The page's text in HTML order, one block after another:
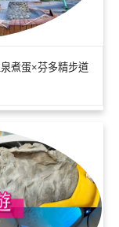
煮蛋×芬多精步道